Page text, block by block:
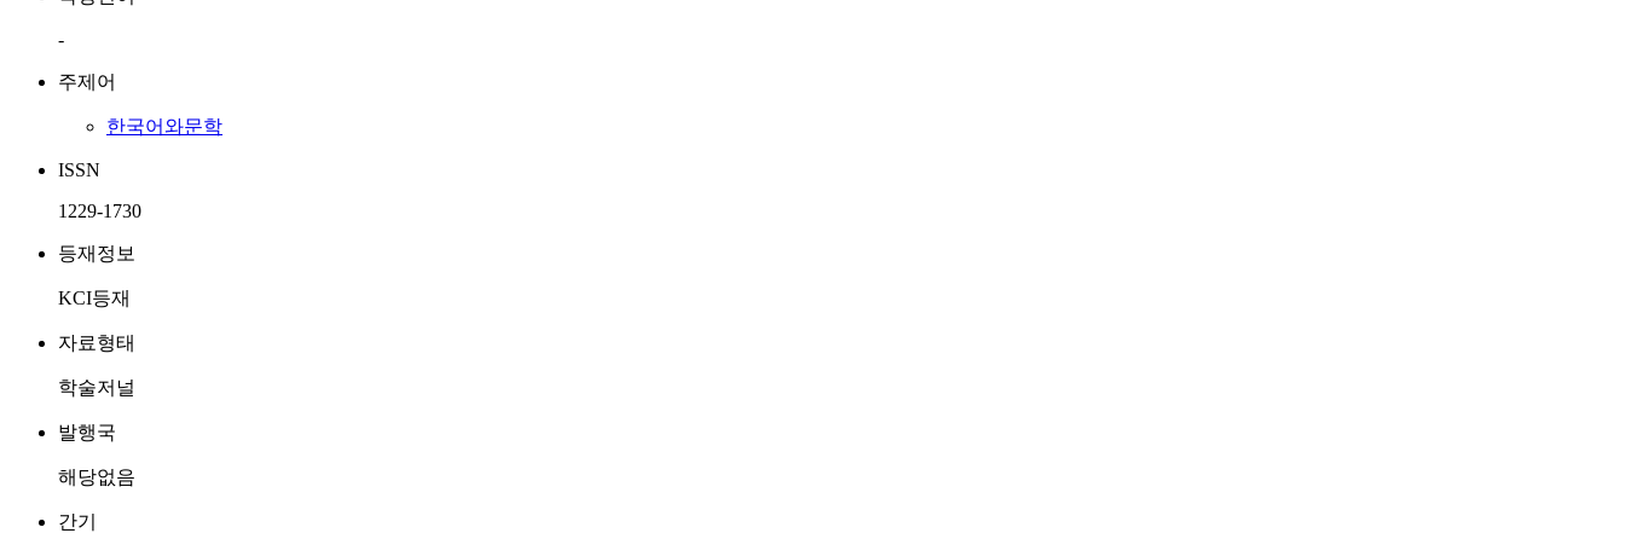
-
주제어
한국어와문학
ISSN
1229-1730
등재정보
KCI등재
자료형태
학술저널
발행국
해당없음
간기